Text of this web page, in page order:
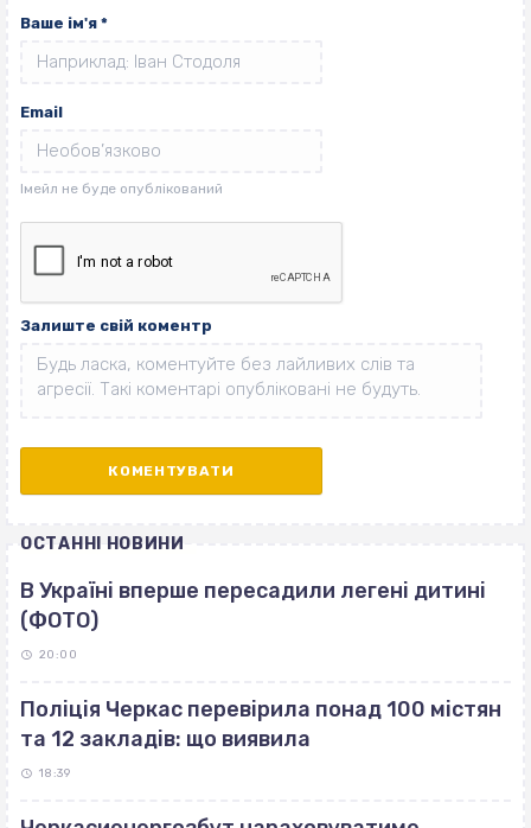
Ваше ім'я *
Email
Залиште свій коментр
ОСТАННІ НОВИНИ
В Україні вперше пересадили легені дитині
(ФОТО)
20:00
Поліція Черкас перевірила понад 100 містян
та 12 закладів: що виявила
18:39